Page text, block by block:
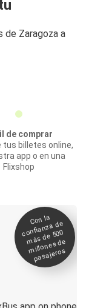
de Zaragoza a
de comprar
tus billetes online,
app o en una
Flixshop
Con la
confianza de
más de 500
millones de
pasajeros